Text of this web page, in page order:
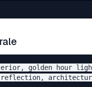
golden hour